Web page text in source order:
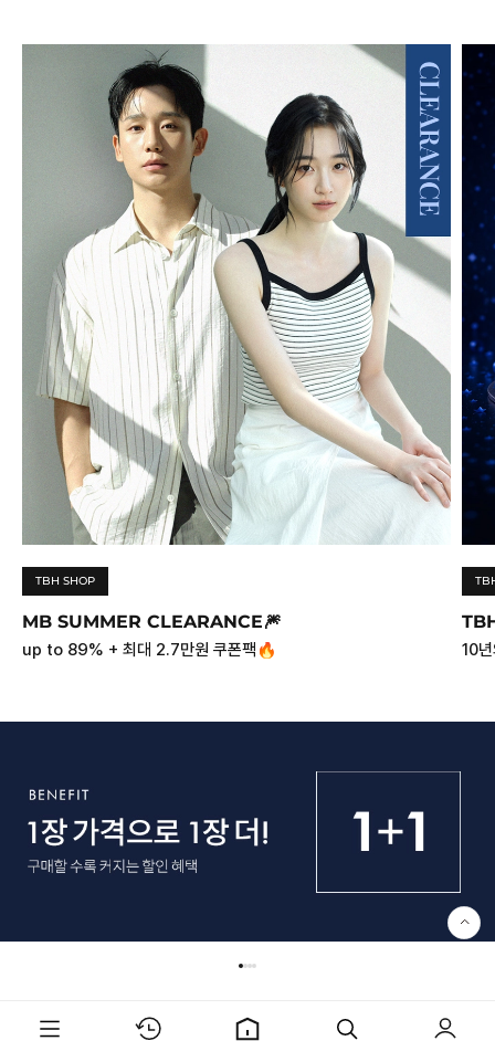
01 / 15
MIND BRIDGE MEN
/ 20
MIND BRIDGE WOMEN
JUCY JUDY
01
/
BASIC HOUSE
01
TBH SHOP
MB SUMMER CLEARANCE🎆
up to 89% + 최대 2.7만원 쿠폰팩🔥 10